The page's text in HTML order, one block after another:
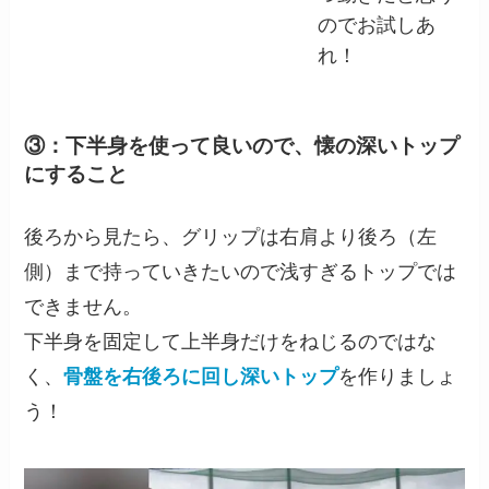
のでお試しあ
れ！
③：下半身を使って良いので、懐の深いトップ
にすること
後ろから見たら、グリップは右肩より後ろ（左
側）まで持っていきたいので浅すぎるトップでは
できません。
下半身を固定して上半身だけをねじるのではな
く、骨盤を右後ろに回し深いトップを作りましょ
う！